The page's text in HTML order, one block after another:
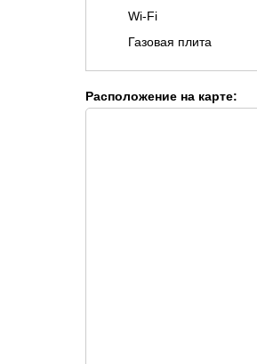
Wi-Fi
Газовая плита
Расположение на карте: